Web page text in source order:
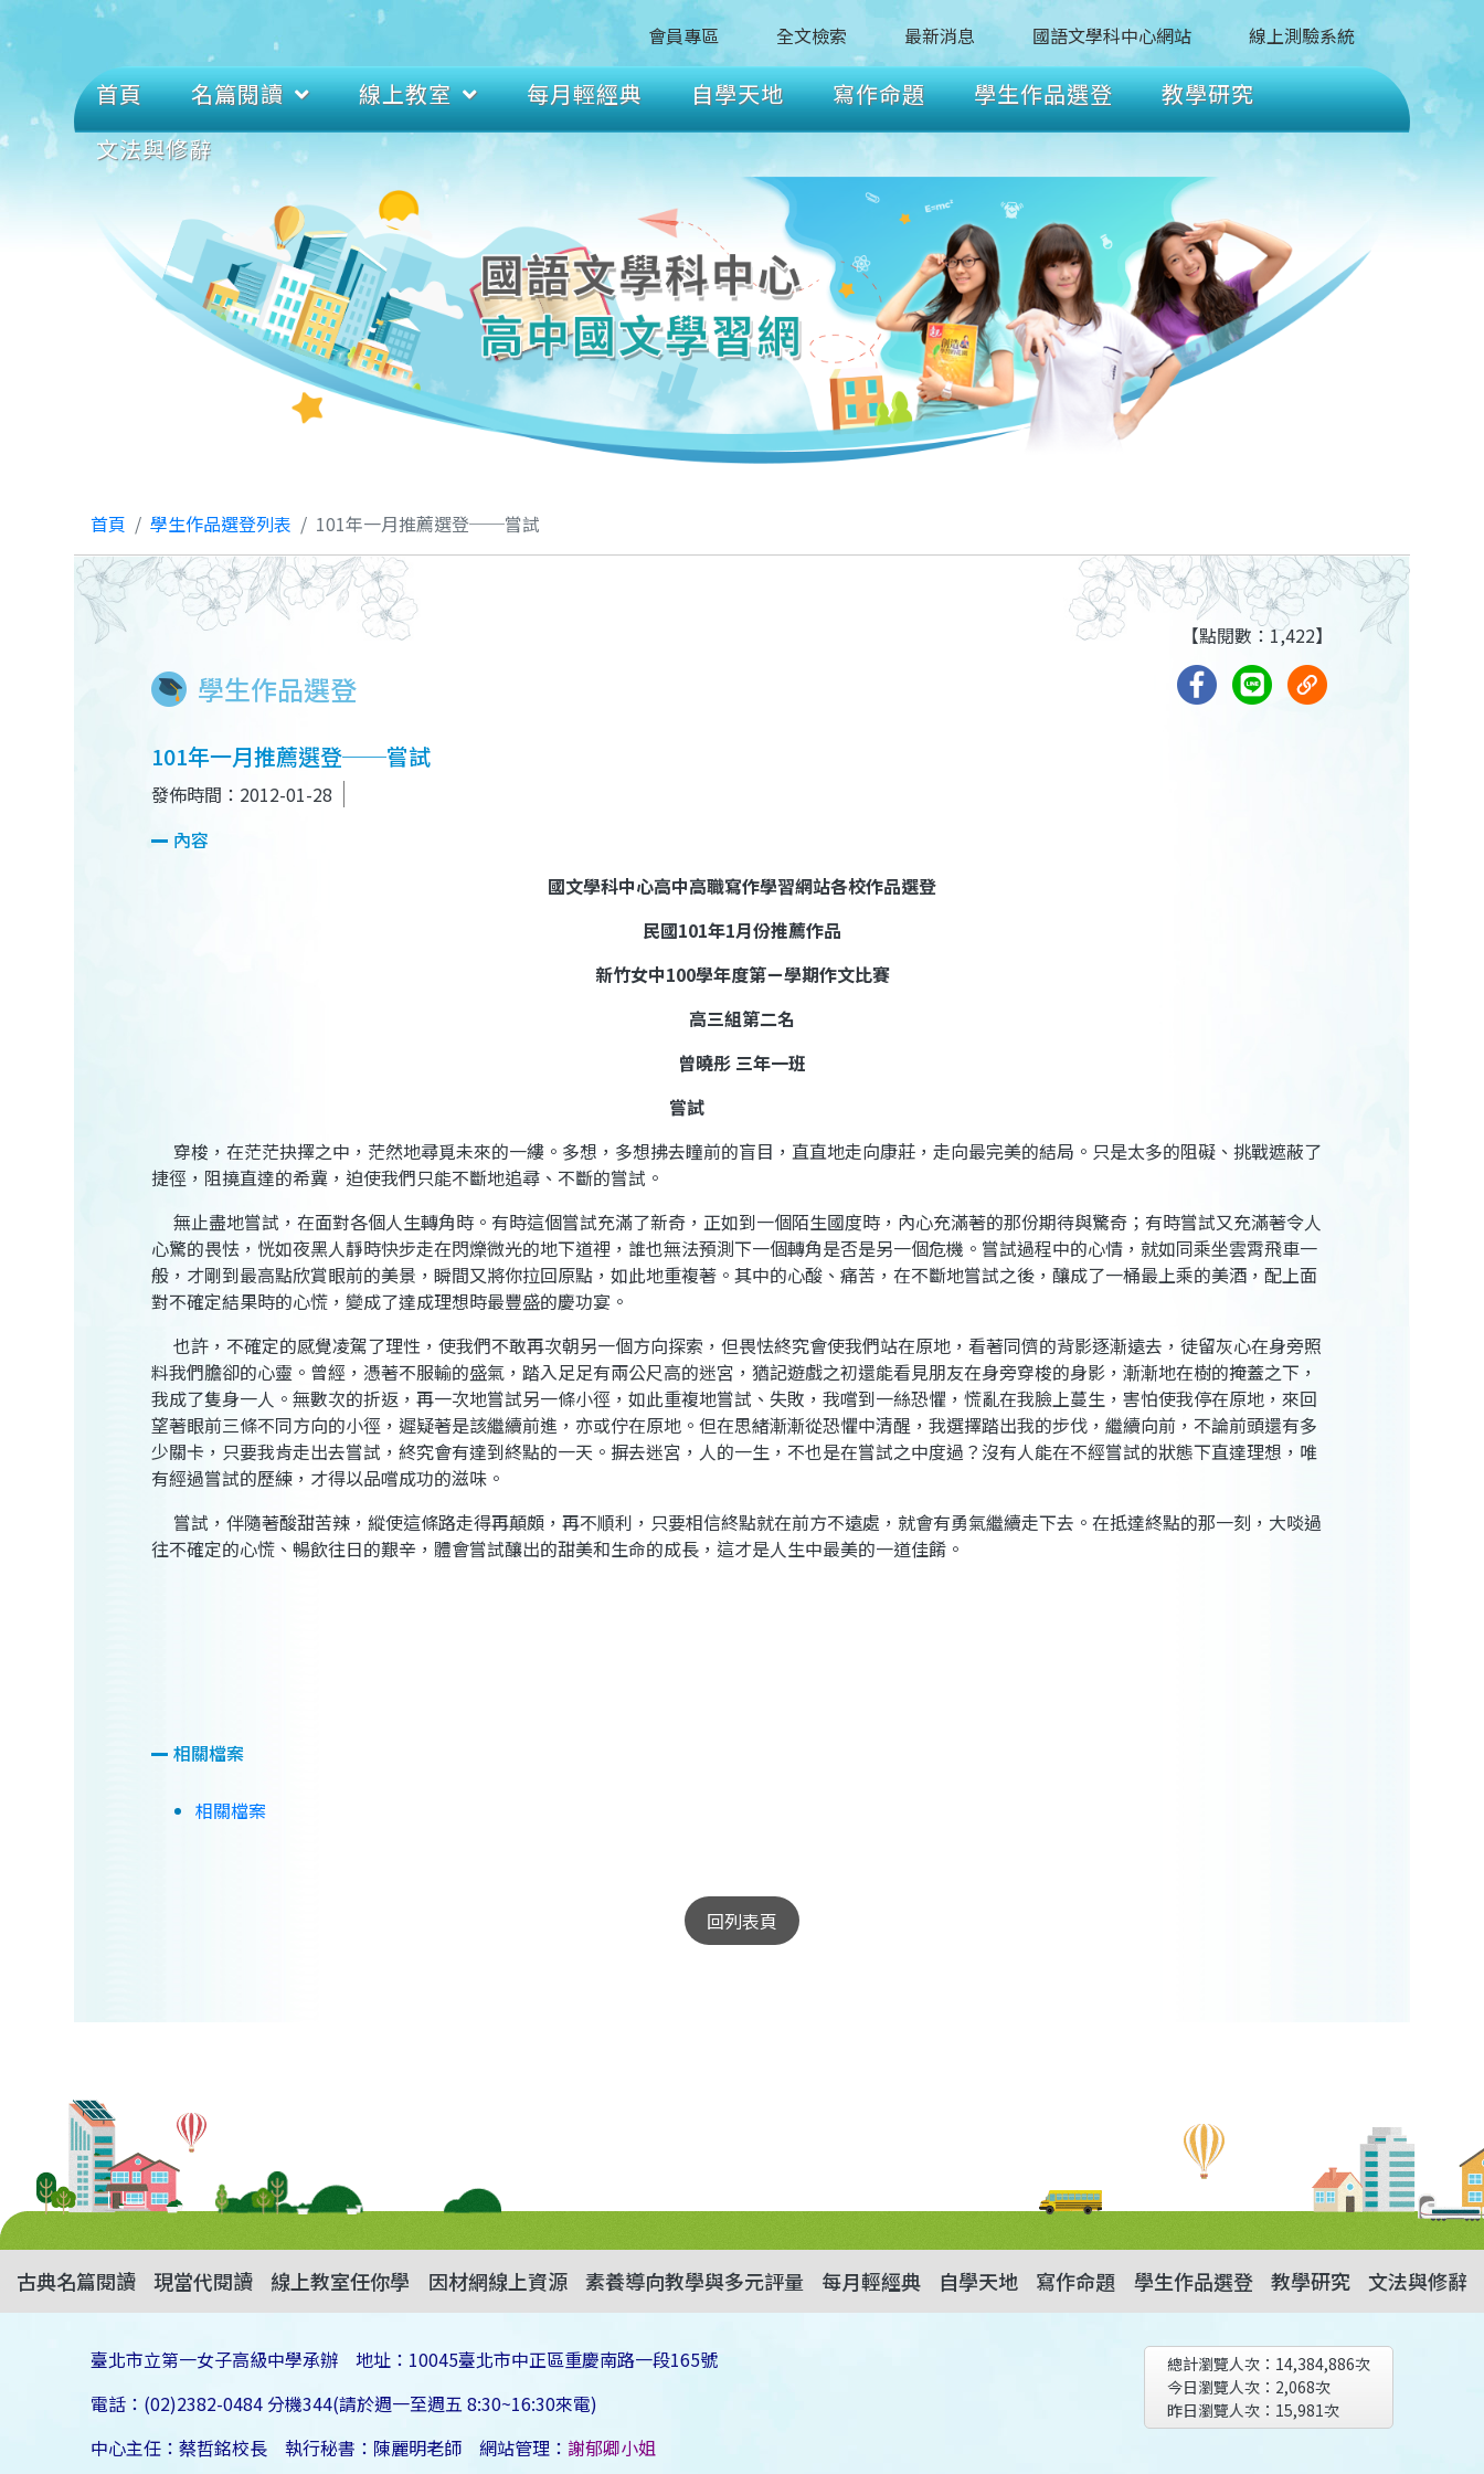
會員專區 全文檢索 最新消息 國語文學科中心網站 線上測驗系統
首頁 名篇閱讀 線上教室 每月輕經典 自學天地 寫作命題 學生作品選登
教學研究
文法與修辭
首頁 學生作品選登列表 101年一月推薦選登──嘗試
學生作品選登
【點閱數：1,422】
101年一月推薦選登──嘗試
發佈時間：2012-01-28
內容
國文學科中心高中高職寫作學習網站各校作品選登
民國101年1月份推薦作品
新竹女中100學年度第ㄧ學期作文比賽
高三組第二名
曾曉彤 三年一班
嘗試
穿梭，在茫茫抉擇之中，茫然地尋覓未來的一縷。多想，多想拂去瞳前的盲目，直直地走向康莊，走向最完美的結局。只是太多的阻礙、挑戰遮蔽了
捷徑，阻撓直達的希冀，迫使我們只能不斷地追尋、不斷的嘗試。
無止盡地嘗試，在面對各個人生轉角時。有時這個嘗試充滿了新奇，正如到一個陌生國度時，內心充滿著的那份期待與驚奇；有時嘗試又充滿著令人
心驚的畏怯，恍如夜黑人靜時快步走在閃爍微光的地下道裡，誰也無法預測下一個轉角是否是另一個危機。嘗試過程中的心情，就如同乘坐雲霄飛車一
般，才剛到最高點欣賞眼前的美景，瞬間又將你拉回原點，如此地重複著。其中的心酸、痛苦，在不斷地嘗試之後，釀成了一桶最上乘的美酒，配上面
對不確定結果時的心慌，變成了達成理想時最豐盛的慶功宴。
也許，不確定的感覺凌駕了理性，使我們不敢再次朝另一個方向探索，但畏怯終究會使我們站在原地，看著同儕的背影逐漸遠去，徒留灰心在身旁照
料我們膽卻的心靈。曾經，憑著不服輸的盛氣，踏入足足有兩公尺高的迷宮，猶記遊戲之初還能看見朋友在身旁穿梭的身影，漸漸地在樹的掩蓋之下，
我成了隻身一人。無數次的折返，再一次地嘗試另一條小徑，如此重複地嘗試、失敗，我嚐到一絲恐懼，慌亂在我臉上蔓生，害怕使我停在原地，來回
望著眼前三條不同方向的小徑，遲疑著是該繼續前進，亦或佇在原地。但在思緒漸漸從恐懼中清醒，我選擇踏出我的步伐，繼續向前，不論前頭還有多
少關卡，只要我肯走出去嘗試，終究會有達到終點的一天。摒去迷宮，人的一生，不也是在嘗試之中度過？沒有人能在不經嘗試的狀態下直達理想，唯
有經過嘗試的歷練，才得以品嚐成功的滋味。
嘗試，伴隨著酸甜苦辣，縱使這條路走得再顛頗，再不順利，只要相信終點就在前方不遠處，就會有勇氣繼續走下去。在抵達終點的那一刻，大啖過
往不確定的心慌、暢飲往日的艱辛，體會嘗試釀出的甜美和生命的成長，這才是人生中最美的一道佳餚。
相關檔案
相關檔案
回列表頁
古典名篇閱讀 現當代閱讀 線上教室任你學 因材網線上資源 素養導向教學與多元評量 每月輕經典 自學天地 寫作命題 學生作品選登 教學研究 文法與修辭
臺北市立第一女子高級中學承辦 地址：10045臺北市中正區重慶南路一段165號
電話：(02)2382-0484 分機344(請於週一至週五 8:30~16:30來電)
中心主任：蔡哲銘校長 執行秘書：陳麗明老師 網站管理：謝郁卿小姐
總計瀏覽人次： 14,384,886次
今日瀏覽人次： 2,068次
昨日瀏覽人次： 15,981次